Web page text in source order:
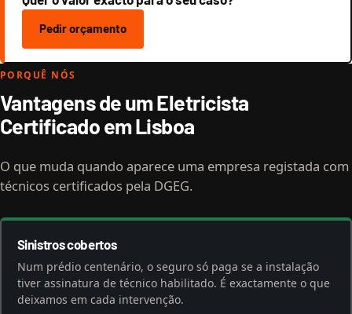
Pedir orçamento
PORQUÊ NÓS
Vantagens de um Eletricista
Certificado em Lisboa
O que muda quando aparece uma empresa registada com
técnicos certificados pela DGEG.
Sinistros cobertos
Num prédio centenário, o seguro só paga se a instalação
tiver assinatura de técnico habilitado. É exactamente o que
deixamos em cada intervenção.